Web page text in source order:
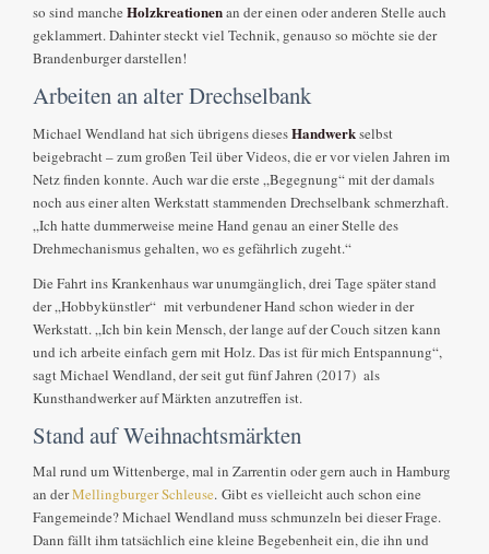
so sind mancheHolzkreationenan der einen oder anderen Stelle auch
geklammert. Dahinter steckt viel Technik, genauso so möchte sie der
Brandenburger darstellen!
Arbeiten an alter Drechselbank
Michael Wendland hat sich übrigens diesesHandwerkselbst
beigebracht – zum großen Teil über Videos, die er vor vielen Jahren im
Netz finden konnte. Auch war die erste „Begegnung“ mit der damals
noch aus einer alten Werkstatt stammenden Drechselbank schmerzhaft.
„Ich hatte dummerweise meine Hand genau an einer Stelle des
Drehmechanismus gehalten, wo es gefährlich zugeht.“
Die Fahrt ins Krankenhaus war unumgänglich, drei Tage später stand
der „Hobbykünstler“ mit verbundener Hand schon wieder in der
Werkstatt. „Ich bin kein Mensch, der lange auf der Couch sitzen kann
und ich arbeite einfach gern mit Holz. Das ist für mich Entspannung“,
sagt Michael Wendland, der seit gut fünf Jahren (2017) als
Kunsthandwerker auf Märkten anzutreffen ist.
Stand auf Weihnachtsmärkten
Mal rund um Wittenberge, mal in Zarrentin oder gern auch in Hamburg
an derMellingburger Schleuse. Gibt es vielleicht auch schon eine
Fangemeinde? Michael Wendland muss schmunzeln bei dieser Frage.
Dann fällt ihm tatsächlich eine kleine Begebenheit ein, die ihn und